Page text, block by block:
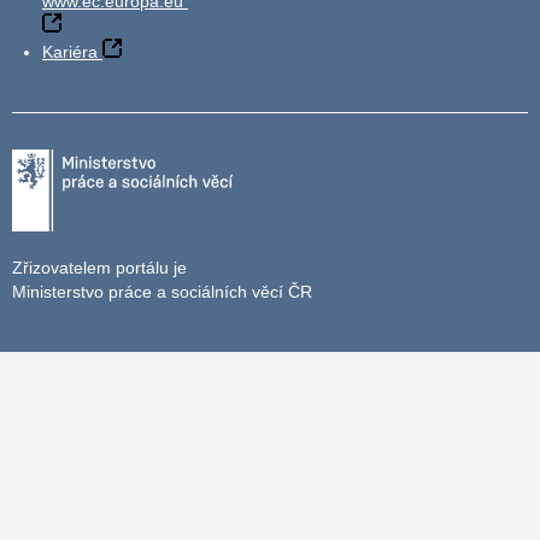
Kariéra
Zřizovatelem portálu je
Ministerstvo práce a sociálních věcí ČR